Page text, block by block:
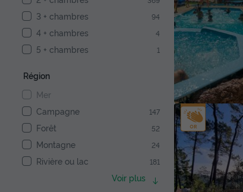
3 + chambres 94
4 + chambres 4
5 + chambres 1
Région
Mer
Campagne
147
Forêt 52
Montagne 24
Rivière ou lac 181
Voir plus